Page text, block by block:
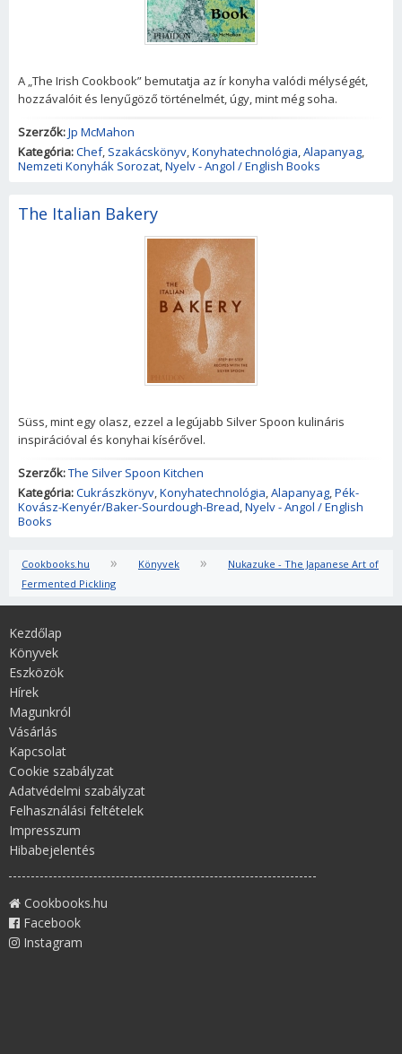
A „The Irish Cookbook” bemutatja az ír konyha valódi mélységét,
hozzávalóit és lenyűgöző történelmét, úgy, mint még soha.
Szerzők:Jp McMahon
Kategória:Chef, Szakácskönyv,Konyhatechnológia,Alapanyag,
Nemzeti Konyhák Sorozat,Nyelv - Angol / English Books
The Italian Bakery
Süss, mint egy olasz, ezzel a legújabb Silver Spoon kulináris
inspirációval és konyhai kísérővel.
Szerzők:The Silver Spoon Kitchen
Kategória:Cukrászkönyv,Konyhatechnológia,Alapanyag,Pék-
Kovász-Kenyér/Baker-Sourdough-Bread,Nyelv - Angol / English
Books
Cookbooks.hu » Könyvek »
Nukazuke - The Japanese Art of
Fermented Pickling
Kezdőlap
Könyvek
Eszközök
Hírek
Magunkról
Vásárlás
Kapcsolat
Cookie szabályzat
Adatvédelmi szabályzat
Felhasználási feltételek
Impresszum
Hibabejelentés
Cookbooks.hu
Facebook
Instagram